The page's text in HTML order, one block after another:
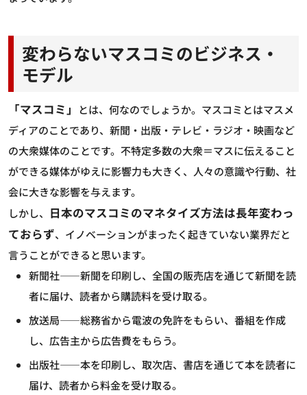
変わらないマスコミのビジネス・
モデル
「マスコミ」
とは、何なのでしょうか。マスコミとはマスメ
ディアのことであり、新聞・出版・テレビ・ラジオ・映画など
の大衆媒体のことです。不特定多数の大衆＝マスに伝えること
ができる媒体がゆえに影響力も大きく、人々の意識や行動、社
会に大きな影響を与えます。
しかし、 日本のマスコミのマネタイズ方法は長年変わっ
ておらず、イノベーションがまったく起きていない業界だと
言うことができると思います。
新聞社――新聞を印刷し、全国の販売店を通じて新聞を読
者に届け、読者から購読料を受け取る。
放送局――総務省から電波の免許をもらい、番組を作成
し、広告主から広告費をもらう。
出版社――本を印刷し、取次店、書店を通じて本を読者に
届け、読者から料金を受け取る。